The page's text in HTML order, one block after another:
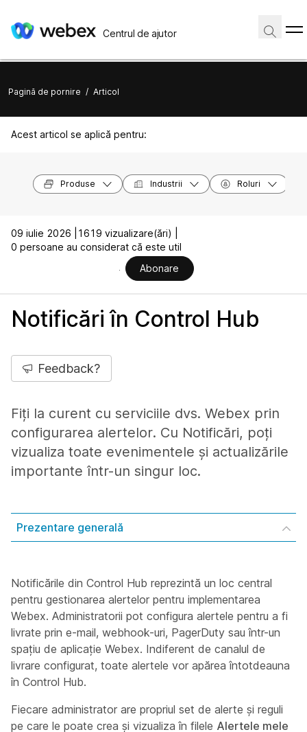
Centrul de ajutor
Pagină de pornire / Articol
Acest articol se aplică pentru:
Produse Industrii Roluri
09 iulie 2026 |
1619 vizualizare(ări) |
0 persoane au considerat că este util
Abonare
Notificări în Control Hub
Feedback?
Fiți la curent cu serviciile dvs. Webex prin
configurarea alertelor. Cu Notificări, poți
vizualiza toate evenimentele și actualizările
importante într-un singur loc.
Prezentare generală
Notificările din Control Hub reprezintă un loc central
pentru gestionarea alertelor pentru implementarea
Webex. Administratorii pot configura alertele pentru a fi
livrate prin e-mail, webhook-uri, PagerDuty sau într-un
spațiu de aplicație Webex. Indiferent de canalul de
livrare configurat, toate alertele vor apărea întotdeauna
în Control Hub.
Fiecare administrator are propriul set de alerte și reguli
pe care le poate crea și vizualiza în filele Alertele mele